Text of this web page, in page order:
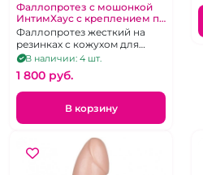
Фаллопротез с мошонкой
ИнтимХаус с креплением по
трем точкам
Фаллопротез жесткий на
резинках с кожухом для
яичек
В наличии: 4 шт.
1 800 pуб.
В корзину